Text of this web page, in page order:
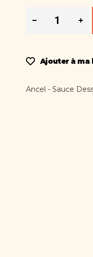
Ajouter à ma
Ancel - Sauce